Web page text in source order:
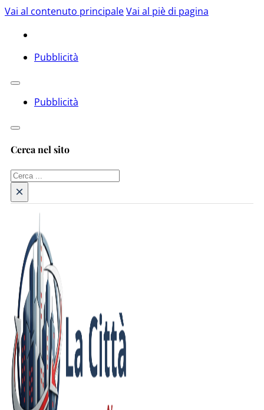
Vai al contenuto principaleVai al piè di pagina
Pubblicità
Pubblicità
Cerca nel sito
Cerca
×